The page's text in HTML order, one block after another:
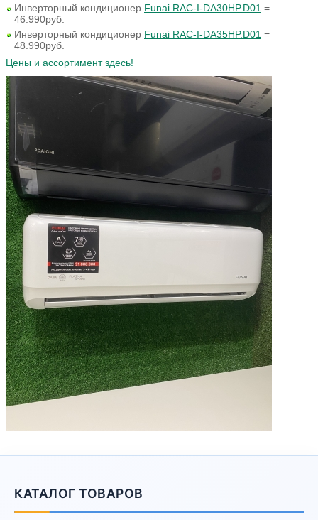
Инверторный кондиционер Funai RAC-I-DA30HP.D01 =
46.990руб.
Инверторный кондиционер Funai RAC-I-DA35HP.D01 =
48.990руб.
Цены и ассортимент здесь!
КАТАЛОГ ТОВАРОВ